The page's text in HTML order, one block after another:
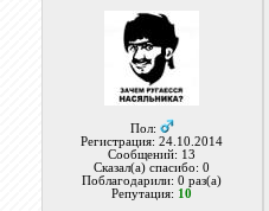
Пол:
Регистрация: 24.10.2014
Сообщений: 13
Сказал(а) спасибо: 0
Поблагодарили: 0 раз(а)
Репутация: 10